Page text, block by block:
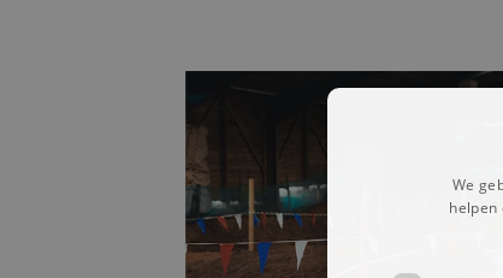
We
helpen